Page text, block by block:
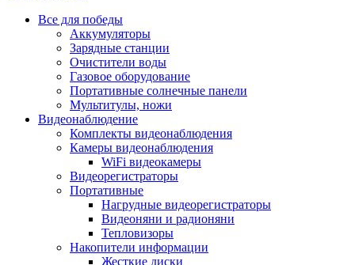
Все для победы
Аккумуляторы
Зарядные станции
Очистители воды
Газовое оборудование
Портативные солнечные панели
Мультитулы, ножи
Видеонаблюдение
Комплекты видеонаблюдения
Камеры видеонаблюдения
WiFi видеокамеры
Видеорегистраторы
Портативные
Нагрудные видеорегистраторы
Видеоняни и радионяни
Тепловизоры
Накопители информации
Жесткие диски